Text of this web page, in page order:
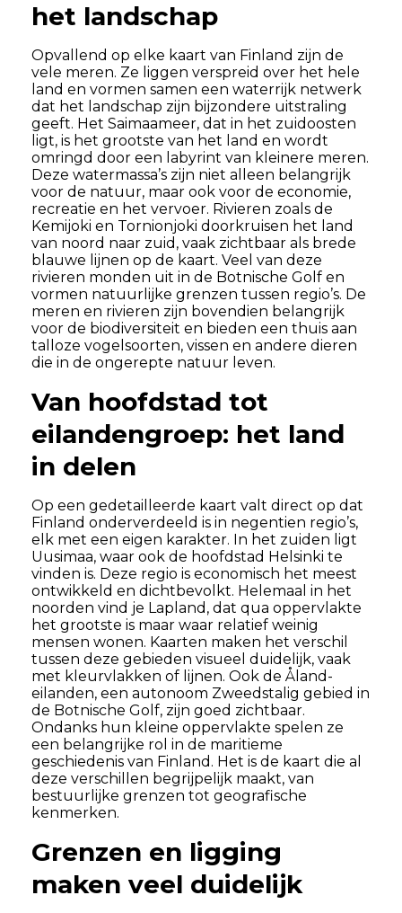
het landschap
Opvallend op elke kaart van Finland zijn de
vele meren. Ze liggen verspreid over het hele
land en vormen samen een waterrijk netwerk
dat het landschap zijn bijzondere uitstraling
geeft. Het Saimaameer, dat in het zuidoosten
ligt, is het grootste van het land en wordt
omringd door een labyrint van kleinere meren.
Deze watermassa’s zijn niet alleen belangrijk
voor de natuur, maar ook voor de economie,
recreatie en het vervoer. Rivieren zoals de
Kemijoki en Tornionjoki doorkruisen het land
van noord naar zuid, vaak zichtbaar als brede
blauwe lijnen op de kaart. Veel van deze
rivieren monden uit in de Botnische Golf en
vormen natuurlijke grenzen tussen regio’s. De
meren en rivieren zijn bovendien belangrijk
voor de biodiversiteit en bieden een thuis aan
talloze vogelsoorten, vissen en andere dieren
die in de ongerepte natuur leven.
Van hoofdstad tot
eilandengroep: het land
in delen
Op een gedetailleerde kaart valt direct op dat
Finland onderverdeeld is in negentien regio’s,
elk met een eigen karakter. In het zuiden ligt
Uusimaa, waar ook de hoofdstad Helsinki te
vinden is. Deze regio is economisch het meest
ontwikkeld en dichtbevolkt. Helemaal in het
noorden vind je Lapland, dat qua oppervlakte
het grootste is maar waar relatief weinig
mensen wonen. Kaarten maken het verschil
tussen deze gebieden visueel duidelijk, vaak
met kleurvlakken of lijnen. Ook de Åland-
eilanden, een autonoom Zweedstalig gebied in
de Botnische Golf, zijn goed zichtbaar.
Ondanks hun kleine oppervlakte spelen ze
een belangrijke rol in de maritieme
geschiedenis van Finland. Het is de kaart die al
deze verschillen begrijpelijk maakt, van
bestuurlijke grenzen tot geografische
kenmerken.
Grenzen en ligging
maken veel duidelijk